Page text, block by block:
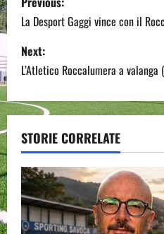
o
s
t
n
a
v
i
La Desport Gaggi vince con il
Next:
L’Atletico Roccalumera a valanga
STORIE CORRELATE